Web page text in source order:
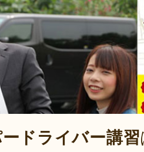
ドライバー講習